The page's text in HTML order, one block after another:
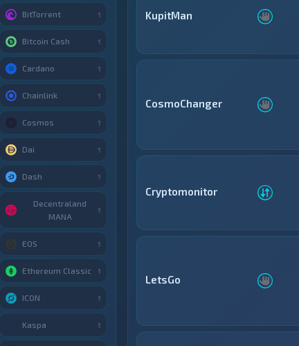
KupitMan
CosmoChanger
Cryptomonitor
LetsGo
BitTorrent 1
Bitcoin Cash 1
Cardano 1
Chainlink 1
Cosmos 1
Dai 1
Dash 1
Decentraland
MANA
1
EOS 1
Ethereum Classic 1
ICON 1
Kaspa 1